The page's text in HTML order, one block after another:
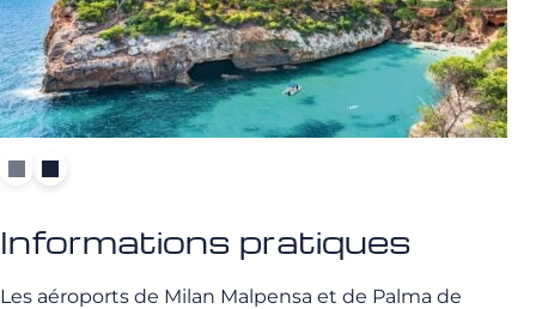
Informations pratiques
Les aéroports de Milan Malpensa et de Palma de